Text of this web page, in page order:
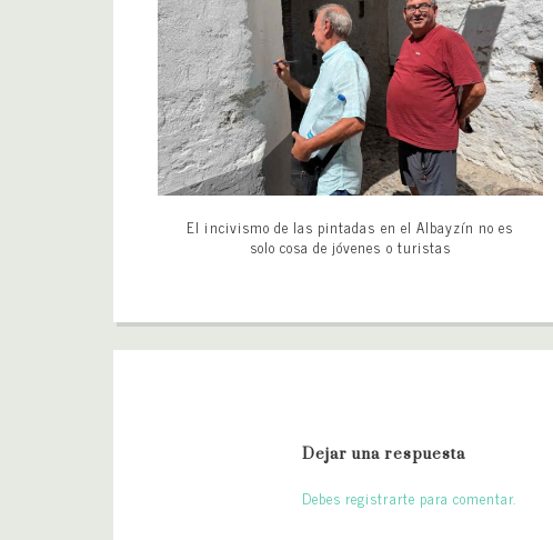
El incivismo de las pintadas en el Albayzín no es
solo cosa de jóvenes o turistas
Dejar una respuesta
Debes registrarte para comentar.